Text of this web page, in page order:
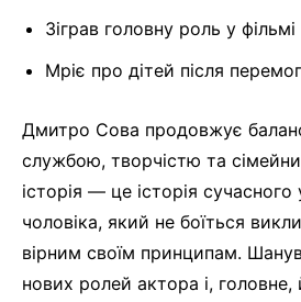
Зіграв головну роль у
Мріє про дітей після
Дмитро Сова продовжує
службою, творчістю та
історія — це історія сучасного
чоловіка, який не боїться
вірним своїм принципам.
нових ролей актора і, головне,